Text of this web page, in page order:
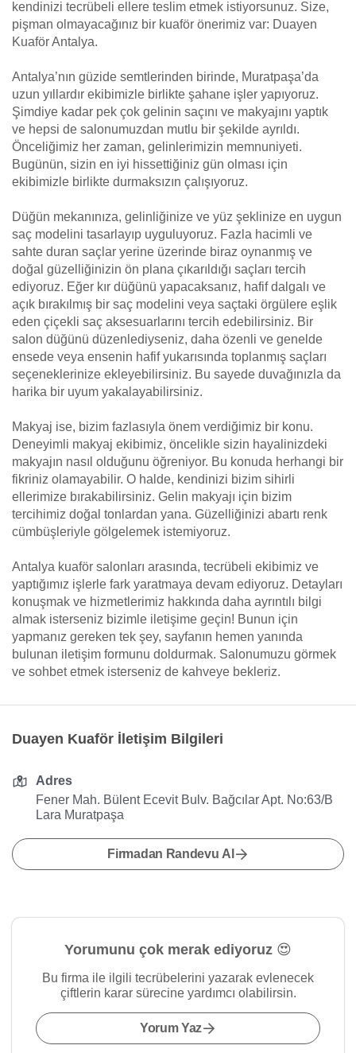
kendinizi tecrübeli ellere teslim etmek istiyorsunuz. Size,
pişman olmayacağınız bir kuaför önerimiz var: Duayen
Kuaför Antalya.
Antalya’nın güzide semtlerinden birinde, Muratpaşa’da
uzun yıllardır ekibimizle birlikte şahane işler yapıyoruz.
Şimdiye kadar pek çok gelinin saçını ve makyajını yaptık
ve hepsi de salonumuzdan mutlu bir şekilde ayrıldı.
Önceliğimiz her zaman, gelinlerimizin memnuniyeti.
Bugünün, sizin en iyi hissettiğiniz gün olması için
ekibimizle birlikte durmaksızın çalışıyoruz.
Düğün mekanınıza, gelinliğinize ve yüz şeklinize en uygun
saç modelini tasarlayıp uyguluyoruz. Fazla hacimli ve
sahte duran saçlar yerine üzerinde biraz oynanmış ve
doğal güzelliğinizin ön plana çıkarıldığı saçları tercih
ediyoruz. Eğer kır düğünü yapacaksanız, hafif dalgalı ve
açık bırakılmış bir saç modelini veya saçtaki örgülere eşlik
eden çiçekli saç aksesuarlarını tercih edebilirsiniz. Bir
salon düğünü düzenlediyseniz, daha özenli ve genelde
ensede veya ensenin hafif yukarısında toplanmış saçları
seçeneklerinize ekleyebilirsiniz. Bu sayede duvağınızla da
harika bir uyum yakalayabilirsiniz.
Makyaj ise, bizim fazlasıyla önem verdiğimiz bir konu.
Deneyimli makyaj ekibimiz, öncelikle sizin hayalinizdeki
makyajın nasıl olduğunu öğreniyor. Bu konuda herhangi bir
fikriniz olamayabilir. O halde, kendinizi bizim sihirli
ellerimize bırakabilirsiniz. Gelin makyajı için bizim
tercihimiz doğal tonlardan yana. Güzelliğinizi abartı renk
cümbüşleriyle gölgelemek istemiyoruz.
Antalya kuaför salonları arasında, tecrübeli ekibimiz ve
yaptığımız işlerle fark yaratmaya devam ediyoruz. Detayları
konuşmak ve hizmetlerimiz hakkında daha ayrıntılı bilgi
almak isterseniz bizimle iletişime geçin! Bunun için
yapmanız gereken tek şey, sayfanın hemen yanında
bulunan iletişim formunu doldurmak. Salonumuzu görmek
ve sohbet etmek isterseniz de kahveye bekleriz.
Duayen Kuaför İletişim Bilgileri
Adres
Fener Mah. Bülent Ecevit Bulv. Bağcılar Apt. No:63/B
Lara Muratpaşa
Firmadan Randevu Al
Yorumunu çok merak ediyoruz 😍
Bu firma ile ilgili tecrübelerini yazarak evlenecek
çiftlerin karar sürecine yardımcı olabilirsin.
Yorum Yaz